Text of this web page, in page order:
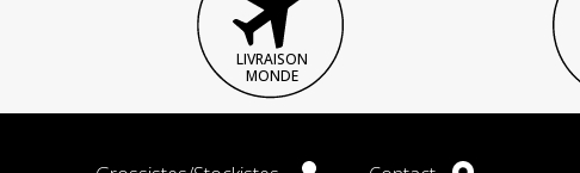
LIVRAISON
MONDE